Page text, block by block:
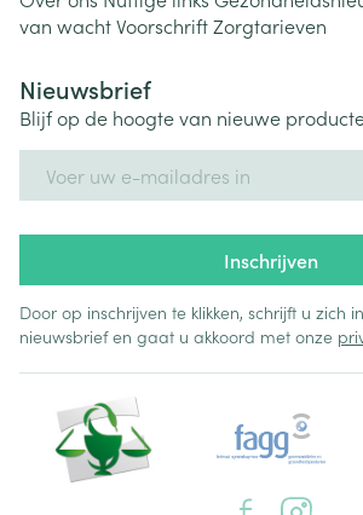
van wachtVoorschriftZorgtarieven
Nieuwsbrief
Blijf op de hoogte van nieuwe
Inschrijven
Door op inschrijven te klikken, schrijft u zich
nieuwsbrief en gaat u akkoord met onze